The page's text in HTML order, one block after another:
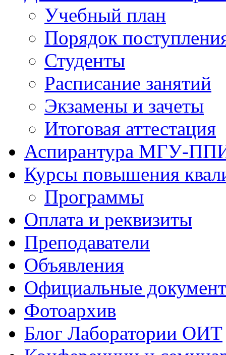
Учебный план
Порядок
Студенты
Расписание занятий
Экзамены и зачеты
Итоговая аттестация
Аспирантура МГУ-
Курсы повышения
Программы
Оплата и реквизиты
Преподаватели
Объявления
Официальные
Фотоархив
Блог Лаборатории ОИТ